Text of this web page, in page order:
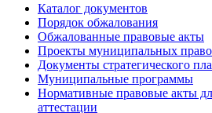
Каталог документов
Порядок обжалования
Обжалованные правовые акты
Проекты муниципальных
Документы стратегического
Муниципальные программы
Нормативные правовые акты
аттестации